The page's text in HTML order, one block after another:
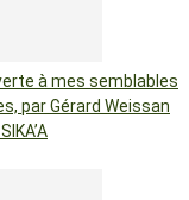
à mes semblables
par Gérard Weissan